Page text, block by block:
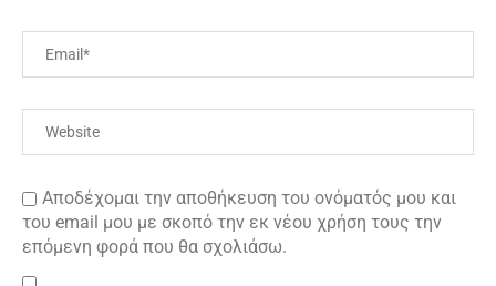
Αποδέχομαι την αποθήκευση του ονόματός μου και
του email μου με σκοπό την εκ νέου χρήση τους την
επόμενη φορά που θα σχολιάσω.